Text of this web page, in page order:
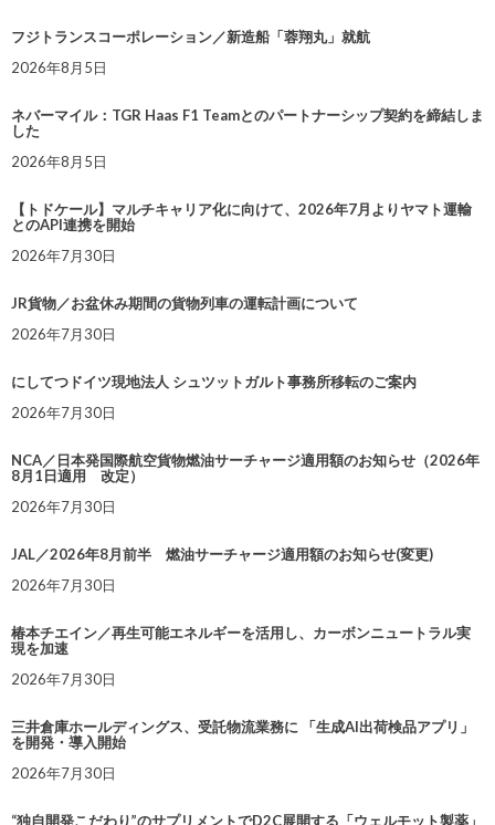
フジトランスコーポレーション／新造船「蓉翔丸」就航
2026年8月5日
ネバーマイル：TGR Haas F1 Teamとのパートナーシップ契約を締結しま
した
2026年8月5日
【トドケール】マルチキャリア化に向けて、2026年7月よりヤマト運輸
とのAPI連携を開始
2026年7月30日
JR貨物／お盆休み期間の貨物列車の運転計画について
2026年7月30日
にしてつドイツ現地法人 シュツットガルト事務所移転のご案内
2026年7月30日
NCA／日本発国際航空貨物燃油サーチャージ適用額のお知らせ（2026年
8月1日適用 改定）
2026年7月30日
JAL／2026年8月前半 燃油サーチャージ適用額のお知らせ(変更)
2026年7月30日
椿本チエイン／再生可能エネルギーを活用し、カーボンニュートラル実
現を加速
2026年7月30日
三井倉庫ホールディングス、受託物流業務に 「生成AI出荷検品アプリ」
を開発・導入開始
2026年7月30日
“独自開発こだわり”のサプリメントでD2C展開する「ウェルモット製薬」